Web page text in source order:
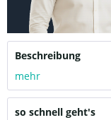
Beschreibung
mehr
so schnell geht's